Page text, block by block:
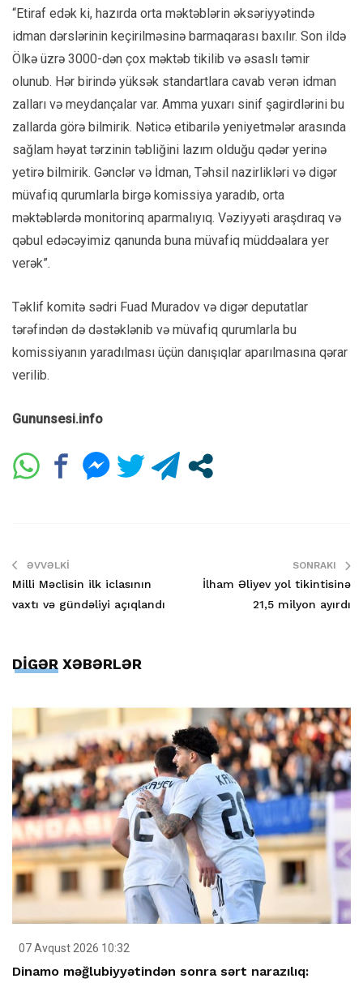
“Etiraf edək ki, hazırda orta məktəblərin əksəriyyətində
idman dərslərinin keçirilməsinə barmaqarası baxılır. Son ildə
Ölkə üzrə 3000-dən çox məktəb tikilib və əsaslı təmir
olunub. Hər birində yüksək standartlara cavab verən idman
zalları və meydançalar var. Amma yuxarı sinif şagirdlərini bu
zallarda görə bilmirik. Nəticə etibarilə yeniyetmələr arasında
sağlam həyat tərzinin təbliğini lazım olduğu qədər yerinə
yetirə bilmirik. Gənclər və İdman, Təhsil nazirlikləri və digər
müvafiq qurumlarla birgə komissiya yaradıb, orta
məktəblərdə monitorinq aparmalıyıq. Vəziyyəti araşdıraq və
qəbul edəcəyimiz qanunda buna müvafiq müddəalara yer
verək”.
Təklif komitə sədri Fuad Muradov və digər deputatlar
tərəfindən də dəstəklənib və müvafiq qurumlarla bu
komissiyanın yaradılması üçün danışıqlar aparılmasına qərar
verilib.
Gununsesi.info
ƏVVƏLKI
Milli Məclisin ilk iclasının
vaxtı və gündəliyi açıqlandı
SONRAKI
İlham Əliyev yol tikintisinə
21,5 milyon ayırdı
DİGƏR XƏBƏRLƏR
07 Avqust 2026 10:32
Dinamo məğlubiyyətindən sonra sərt narazılıq: